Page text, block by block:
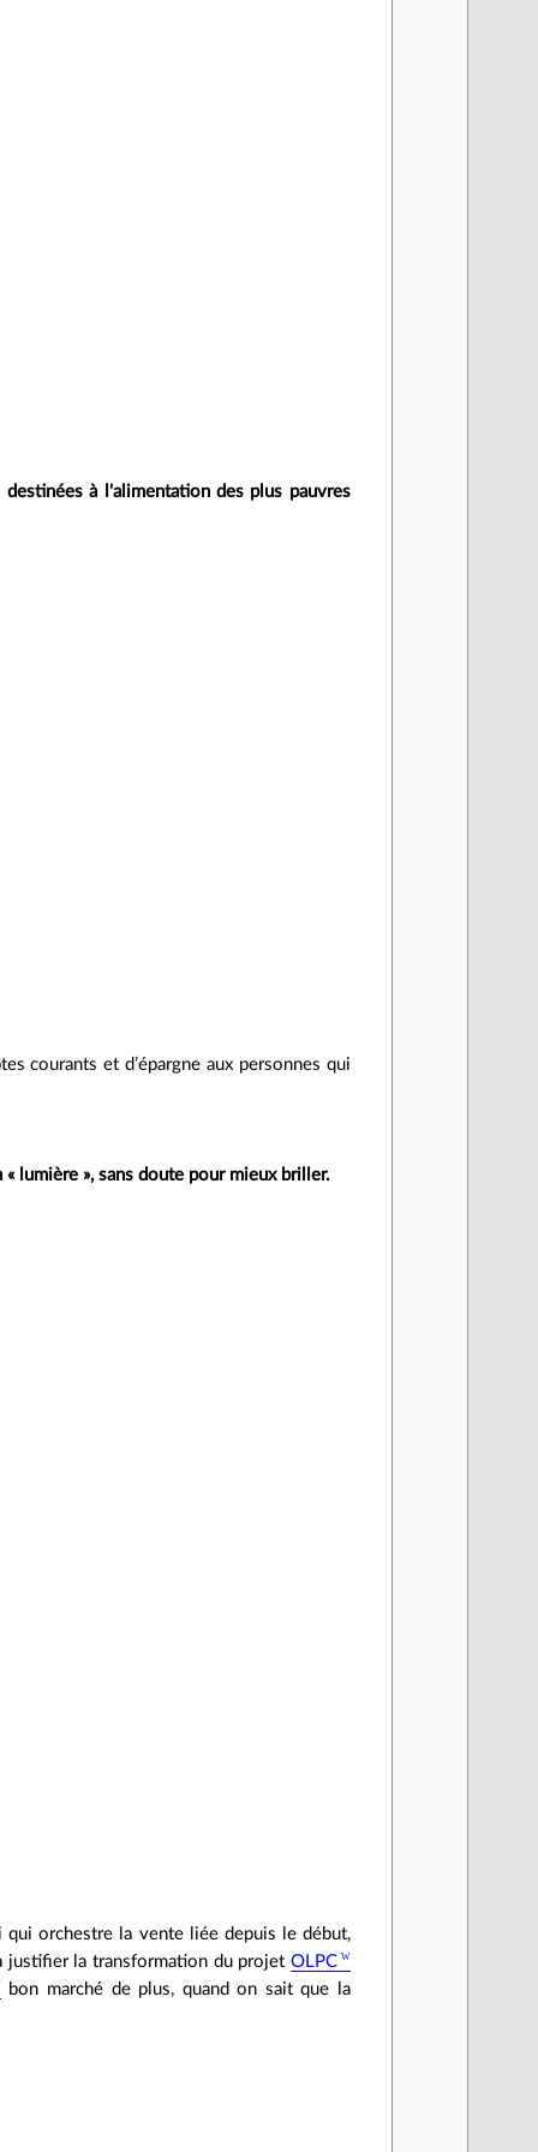
à l'alimentation des plus pauvres
courants et d’épargne aux personnes qui
lumière », sans doute pour mieux briller.
qui orchestre la vente liée depuis le début,
justifier la transformation du projetOLPC
bon marché de plus, quand on sait que la